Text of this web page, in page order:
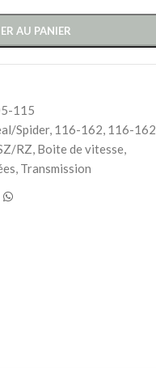
AU PANIER
115
Spider, 116-162, 116-162
RZ, Boite de vitesse,
, Transmission